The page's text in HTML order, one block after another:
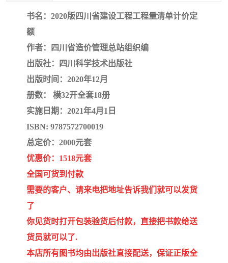
书名：2020版四川省建设工程工程量清单计价定
额
作者：四川省造价管理总站组织编
出版社：四川科学技术出版社
出版时间：2020年12月
册数： 横32开全套18册
实施日期：2021年4月1日
ISBN: 9787572700019
总定价：2000元套
优惠价：1518元套
全国可货到付款
需要的客户、请来电把地址告诉我们就可以发货
了
你见货时打开包装验货后付款，直接把书款给送
货员就可以了.
本店所有图书均由出版社直接配送，保证正版全
性规范ASME
湖北省建设工程预算定额
内蒙古建设工程预算定额
陕西建设工程消耗量定额
贵州水利水电定额
青海省建筑工程消耗量定
20kv及以下配电网工程定
广西建筑安装工程预算定
*考军校教材
依据
海南省建设工程预算定额 浙江省建设工程预算定额